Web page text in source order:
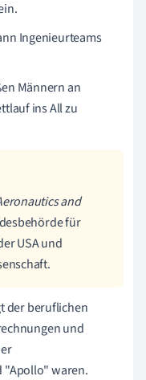
Ingenieurteams
Männern an
ins All zu
and
für
USA und
der beruflichen
und
"Apollo" waren.